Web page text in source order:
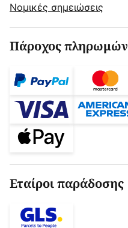
Νομικές σημειώσεις
Πάροχος πληρωμών
Εταίροι παράδοσης